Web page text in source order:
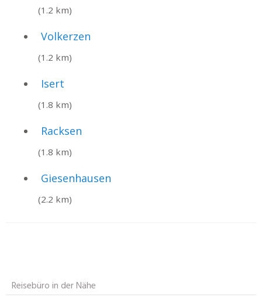
(1.2 km)
Volkerzen
(1.2 km)
Isert
(1.8 km)
Racksen
(1.8 km)
Giesenhausen
(2.2 km)
Reisebüro in der Nähe